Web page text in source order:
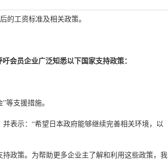
的工资标准及相关政策。
吁会员企业广泛知悉以下国家支持政策：
等支援措施。
表示：“希望日本政府能够继续完善相关环境，以
政策。为帮助更多企业主了解和利用这些政策，我